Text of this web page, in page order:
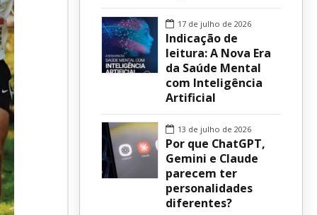
17 de julho de 2026
Indicação de
leitura: A Nova Era
da Saúde Mental
com Inteligência
Artificial
13 de julho de 2026
Por que ChatGPT,
Gemini e Claude
parecem ter
personalidades
diferentes?